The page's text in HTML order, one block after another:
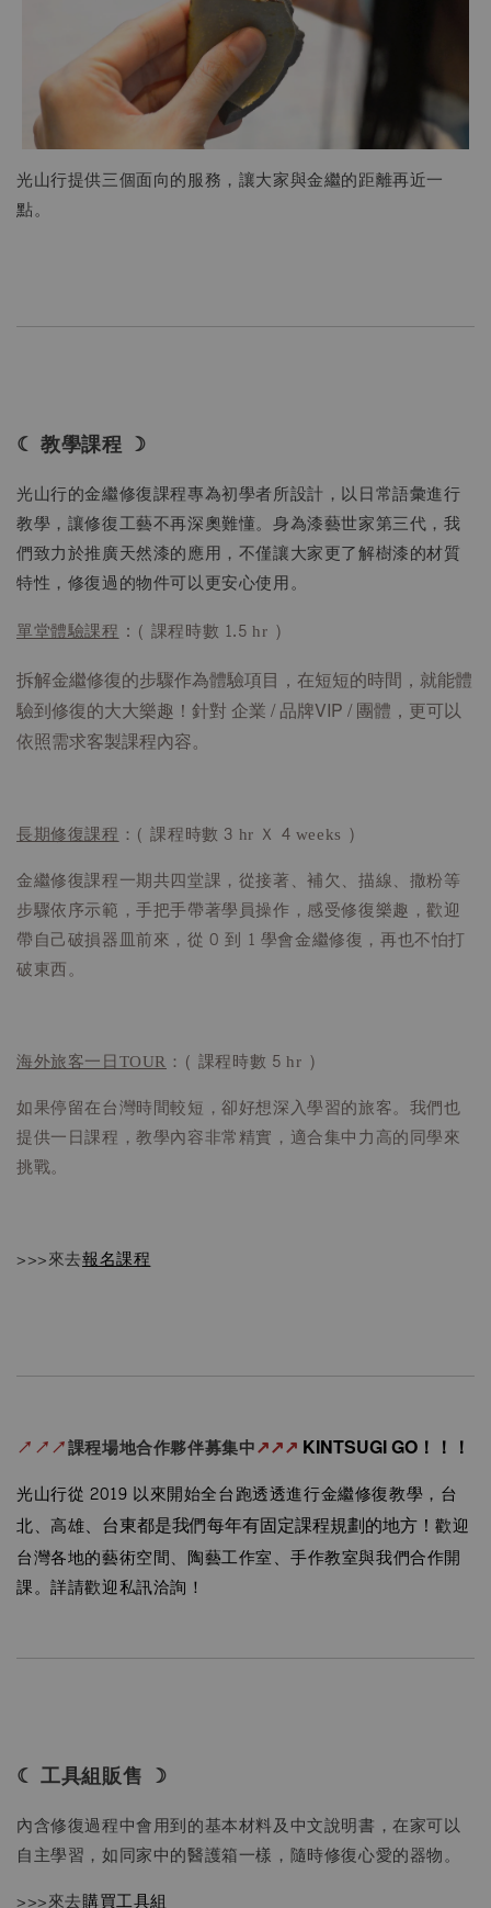
光山行提供三個面向的服務，讓大家與金繼的距離再近一
點。
☾ 教學課程 ☽
光山行的金繼修復課程專為初學者所設計，以日常語彙進行
教學，讓修復工藝不再深奧難懂。身為漆藝世家第三代，我
們致力於推廣天然漆的應用，不僅讓大家更了解樹漆的材質
特性，修復過的物件可以更安心使用。
單堂體驗課程 ： ( 課程時數 1.5 hr )
拆解金繼修復的步驟作為體驗項目，在短短的時間，就能體
驗到修復的大大樂趣！針對 企業 / 品牌VIP / 團體，更可以
依照需求客製課程內容。
長期修復課程：( 課程時數 3 hr Ｘ 4 weeks )
金繼修復課程一期共四堂課，從接著、補欠、描線、撒粉等
步驟依序示範，手把手帶著學員操作，感受修復樂趣，歡迎
帶自己破損器皿前來，從 0 到 1 學會金繼修復，再也不怕打
破東西。
海外旅客一日TOUR ：( 課程時數 5 hr )
如果停留在台灣時間較短，卻好想深入學習的旅客。我們也
提供一日課程，教學內容非常精實，適合集中力高的同學來
挑戰。
>>>來去報名課程
↗︎↗︎↗︎課程場地合作夥伴募集中↗︎↗︎↗︎ KINTSUGI GO！！！
光山行從 2019 以來開始全台跑透透進行金繼修復教學，台
北、高雄 、台東都是我們每年有固定課程規劃的地方！歡迎
台灣各地的藝術空間、陶藝工作室 、手作教室與我們合作開
課。詳請歡迎私訊洽詢！
☾ 工具組販售 ☽
內含修復過程中會用到的基本材料及中文說明書，在家可以
自主學習，如同家中的醫護箱一樣，隨時修復心愛的器物。
>>>來去購買工具組